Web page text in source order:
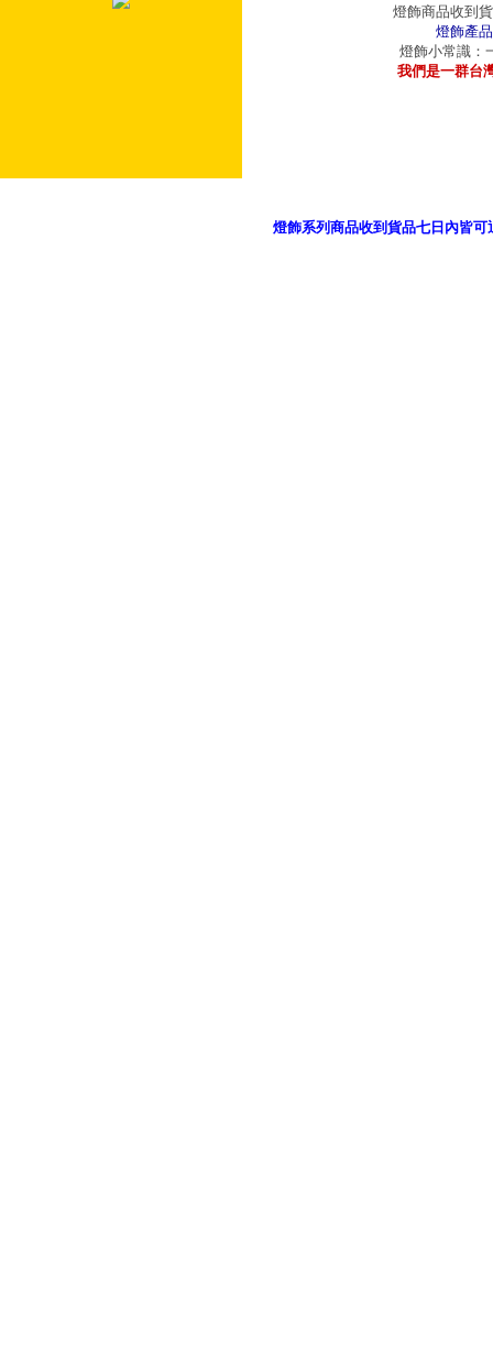
燈飾商品收到
燈飾產
燈飾小常識：
我們是一群台
燈飾系列商品收到貨品七日內皆